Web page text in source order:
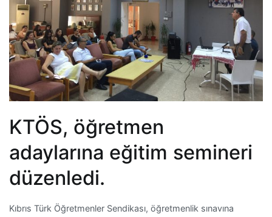
KTÖS, öğretmen
adaylarına eğitim semineri
düzenledi.
Kıbrıs Türk Öğretmenler Sendikası, öğretmenlik sınavına